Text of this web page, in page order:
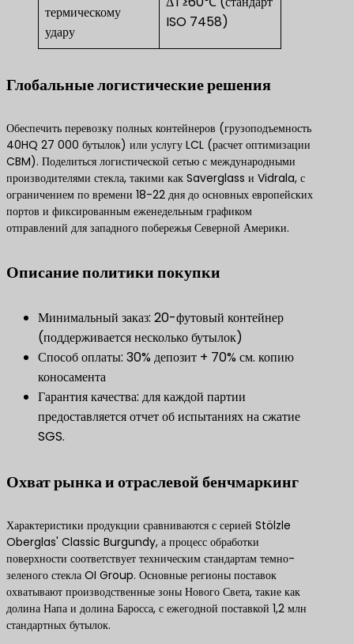
термическому
удару
ISO 7458)
Глобальные логистические решения
Обеспечить перевозку полных контейнеров (грузоподъемность
40HQ 27 000 бутылок) или услугу LCL (расчет оптимизации
CBM). Поделиться логистической сетью с международными
производителями стекла, такими как Saverglass и Vidrala, с
ограничением по времени 18-22 дня до основных европейских
портов и фиксированным еженедельным графиком
отправлений для западного побережья Северной Америки.
Описание политики покупки
Минимальный заказ: 20-футовый контейнер
(поддерживается несколько бутылок)
Способ оплаты: 30% депозит + 70% см. копию
коносамента
Гарантия качества: для каждой партии
предоставляется отчет об испытаниях на сжатие
SGS.
​Охват рынка и отраслевой бенчмаркинг​
Характеристики продукции сравниваются с серией Stölzle
Oberglas' Classic Burgundy, а процесс обработки
поверхности соответствует техническим стандартам темно-
зеленого стекла OI Group. Основные регионы поставок
охватывают производственные зоны Нового Света, такие как
долина Напа и долина Баросса, с ежегодной поставкой 1,2 млн
стандартных бутылок.